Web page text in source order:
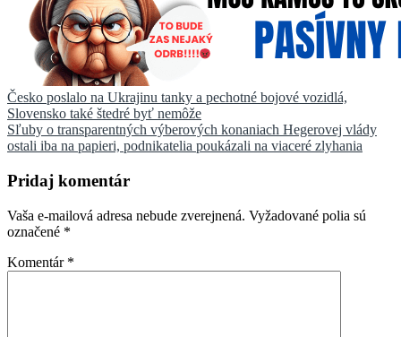
Navigácia
v
článku
Česko poslalo na Ukrajinu tanky a pechotné bojové vozidlá,
Slovensko také štedré byť nemôže
Sľuby o transparentných výberových konaniach Hegerovej vlády
ostali iba na papieri, podnikatelia poukázali na viaceré zlyhania
Pridaj komentár
Vaša e-mailová adresa nebude zverejnená. Vyžadované polia sú
označené *
Komentár *